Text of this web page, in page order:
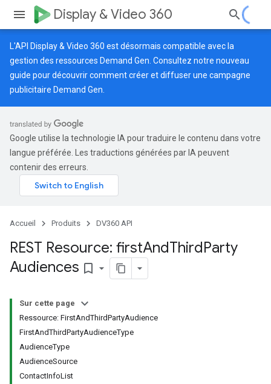
Display & Video 360
L'API Display & Video 360 est désormais compatible avec la
gestion des ressources Demand Gen. Consultez notre nouveau
guide pour découvrir comment créer et diffuser une campagne
publicitaire Demand Gen.
Google utilise la technologie IA pour traduire le contenu dans votre
langue préférée. Les traductions générées par IA peuvent
contenir des erreurs.
Accueil Produits DV360 API
REST Resource: firstAndThirdParty
Audiences bookmark_border
Sur cette page
Ressource: FirstAndThirdPartyAudience
FirstAndThirdPartyAudienceType
AudienceType
AudienceSource
ContactInfoList